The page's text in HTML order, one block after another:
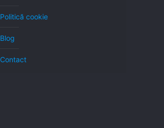
Politică cookie
Blog
Contact